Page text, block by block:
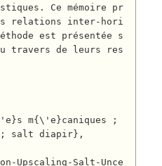
Ce mémoire pr
relations inter-hori
est présentée s
travers de leurs res
; salt diapir},